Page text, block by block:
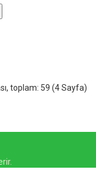
toplam: 59 (4 Sayfa)